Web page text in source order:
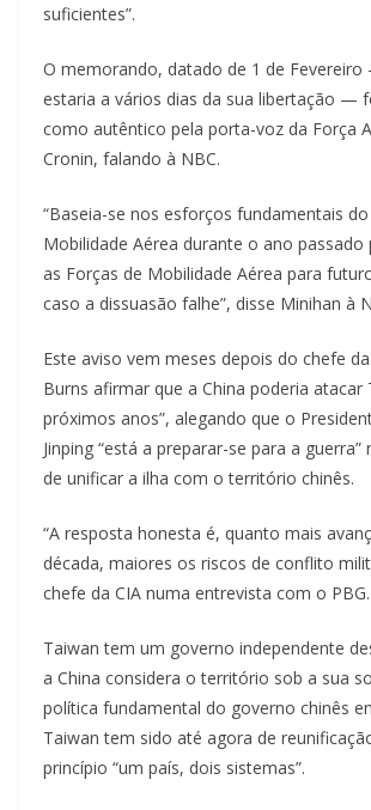
suficientes”.
O memorando, datado de 1 de
estaria a vários dias da sua libertação —
como autêntico pela porta-voz da Força
Cronin, falando à NBC.
“Baseia-se nos esforços fundamentais
Mobilidade Aérea durante o ano passado
as Forças de Mobilidade Aérea para
caso a dissuasão falhe”, disse Minihan à
Este aviso vem meses depois do chefe
Burns afirmar que a China poderia atacar
próximos anos”, alegando que o
Jinping “está a preparar-se para a
de unificar a ilha com o território chinês.
“A resposta honesta é, quanto mais
década, maiores os riscos de conflito
chefe da CIA numa entrevista com o PBG.
Taiwan tem um governo independente
a China considera o território sob a sua
política fundamental do governo chinês
Taiwan tem sido até agora de
princípio “um país, dois sistemas”.